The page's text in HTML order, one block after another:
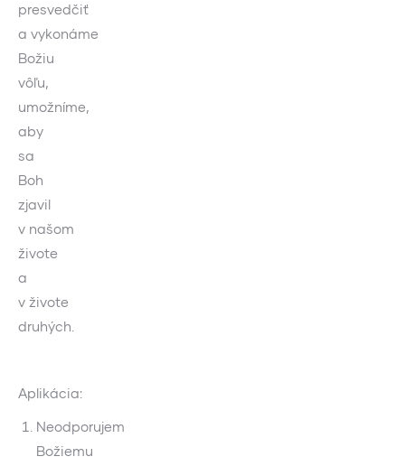
presvedčiť
a vykonáme
Božiu
vôľu,
umožníme,
aby
sa
Boh
zjavil
v našom
živote
a
v živote
druhých.
Aplikácia:
Neodporujem
Božiemu